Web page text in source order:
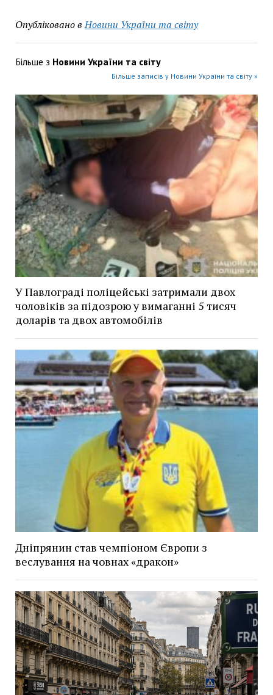
Опубліковано в Новини України та світу
Більше з Новини України та світу
Більше записів у Новини України та світу »
У Павлограді поліцейські затримали двох
чоловіків за підозрою у вимаганні 5 тисяч
доларів та двох автомобілів
Дніпрянин став чемпіоном Європи з
веслування на човнах «дракон»